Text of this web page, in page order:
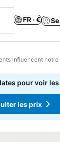
FR · €
influencent
pour voir
les prix